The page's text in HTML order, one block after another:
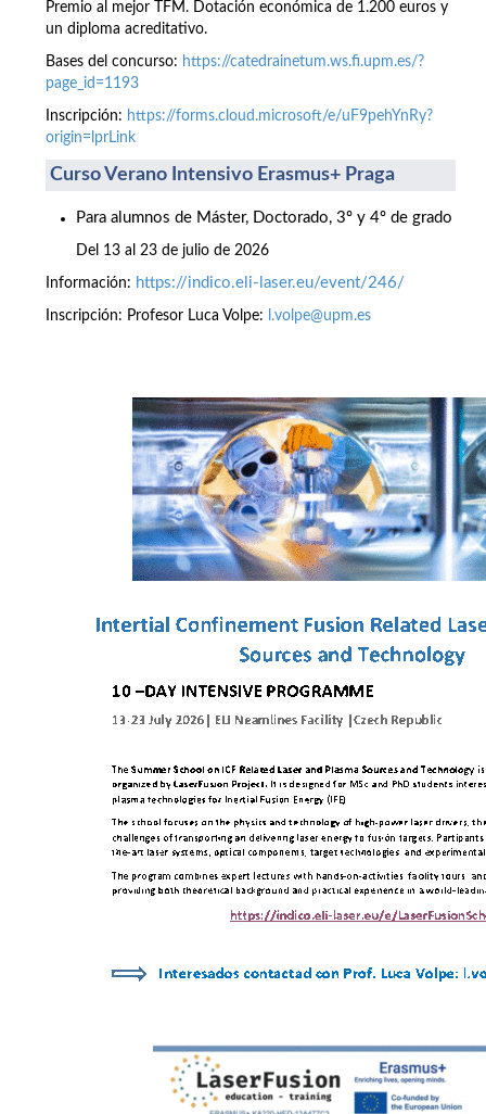
Premio al mejor TFM. Dotación económica de 1.200 euros y
un diploma acreditativo.
Bases del concurso: https://catedrainetum.ws.fi.upm.es/?
page_id=1193
Inscripción: https://forms.cloud.microsoft/e/uF9pehYnRy?
origin=lprLink
Curso Verano Intensivo Erasmus+ Praga
Para alumnos de Máster, Doctorado, 3º y 4º de grado
Del 13 al 23 de julio de 2026
Información: https://indico.eli-laser.eu/event/246/
Inscripción: Profesor Luca Volpe: l.volpe@upm.es